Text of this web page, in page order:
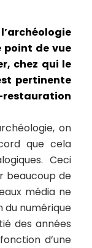
point de vue
chez qui le
pertinente
on
que cela
Ceci
beaucoup de
média ne
du numérique
des années
d’une